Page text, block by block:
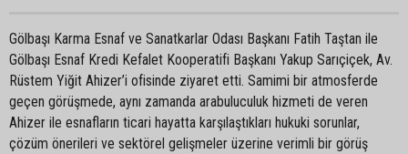
Gölbaşı Karma Esnaf ve Sanatkarlar Odası Başkanı Fatih Taştan ile
Gölbaşı Esnaf Kredi Kefalet Kooperatifi Başkanı Yakup Sarıçiçek, Av.
Rüstem Yiğit Ahizer’i ofisinde ziyaret etti. Samimi bir atmosferde
geçen görüşmede, aynı zamanda arabuluculuk hizmeti de veren
Ahizer ile esnafların ticari hayatta karşılaştıkları hukuki sorunlar,
çözüm önerileri ve sektörel gelişmeler üzerine verimli bir görüş